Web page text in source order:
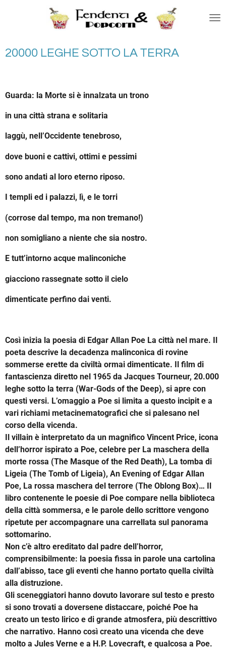
principale
20000 LEGHE SOTTO LA TERRA
Guarda: la Morte si è innalzata un trono
in una città strana e solitaria
laggù, nell’Occidente tenebroso,
dove buoni e cattivi, ottimi e pessimi
sono andati al loro eterno riposo.
I templi ed i palazzi, lì, e le torri
(corrose dal tempo, ma non tremano!)
non somigliano a niente che sia nostro.
E tutt’intorno acque malinconiche
giacciono rassegnate sotto il cielo
dimenticate perfino dai venti.
Così inizia la poesia di Edgar Allan Poe La città nel mare. Il
poeta descrive la decadenza malinconica di rovine
sommerse erette da civiltà ormai dimenticate. Il film di
fantascienza diretto nel 1965 da Jacques Tourneur, 20.000
leghe sotto la terra (War-Gods of the Deep), si apre con
questi versi. L’omaggio a Poe si limita a questo incipit e a
vari richiami metacinematografici che si palesano nel
corso della vicenda.
Il villain è interpretato da un magnifico Vincent Price, icona
dell’horror ispirato a Poe, celebre per La maschera della
morte rossa (The Masque of the Red Death), La tomba di
Ligeia (The Tomb of Ligeia), An Evening of Edgar Allan
Poe, La rossa maschera del terrore (The Oblong Box)… Il
libro contenente le poesie di Poe compare nella biblioteca
della città sommersa, e le parole dello scrittore vengono
ripetute per accompagnare una carrellata sul panorama
sottomarino.
Non c’è altro ereditato dal padre dell’horror,
comprensibilmente: la poesia fissa in parole una cartolina
dall’abisso, tace gli eventi che hanno portato quella civiltà
alla distruzione.
Gli sceneggiatori hanno dovuto lavorare sul testo e presto
si sono trovati a doversene distaccare, poiché Poe ha
creato un testo lirico e di grande atmosfera, più descrittivo
che narrativo. Hanno così creato una vicenda che deve
molto a Jules Verne e a H.P. Lovecraft, e qualcosa a Poe.